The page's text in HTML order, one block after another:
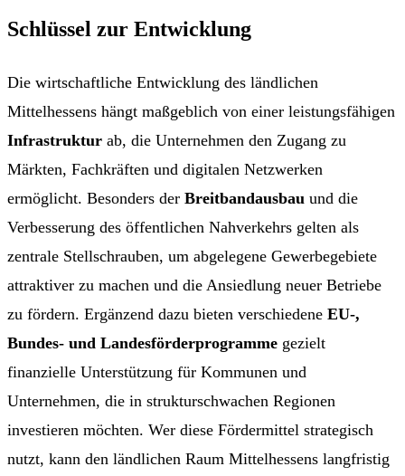
Schlüssel zur Entwicklung
Die wirtschaftliche Entwicklung des ländlichen
Mittelhessens hängt maßgeblich von einer leistungsfähigen
Infrastruktur ab, die Unternehmen den Zugang zu
Märkten, Fachkräften und digitalen Netzwerken
ermöglicht. Besonders der Breitbandausbau und die
Verbesserung des öffentlichen Nahverkehrs gelten als
zentrale Stellschrauben, um abgelegene Gewerbegebiete
attraktiver zu machen und die Ansiedlung neuer Betriebe
zu fördern. Ergänzend dazu bieten verschiedene EU-,
Bundes- und Landesförderprogramme gezielt
finanzielle Unterstützung für Kommunen und
Unternehmen, die in strukturschwachen Regionen
investieren möchten. Wer diese Fördermittel strategisch
nutzt, kann den ländlichen Raum Mittelhessens langfristig